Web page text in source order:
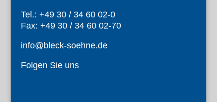
Tel.: +49 30 / 34 60 02-0
Fax: +49 30 / 34 60 02-70
info@bleck-soehne.de
Folgen Sie uns